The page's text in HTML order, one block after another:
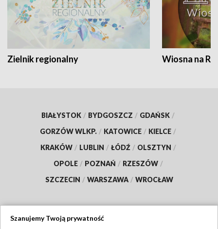
Zielnik regionalny Wiosna na
BIAŁYSTOK / BYDGOSZCZ / GDAŃSK /
GORZÓW WLKP. / KATOWICE / KIELCE /
KRAKÓW / LUBLIN / ŁÓDŹ / OLSZTYN /
OPOLE / POZNAŃ / RZESZÓW /
SZCZECIN / WARSZAWA / WROCŁAW
Szanujemy Twoją prywatność